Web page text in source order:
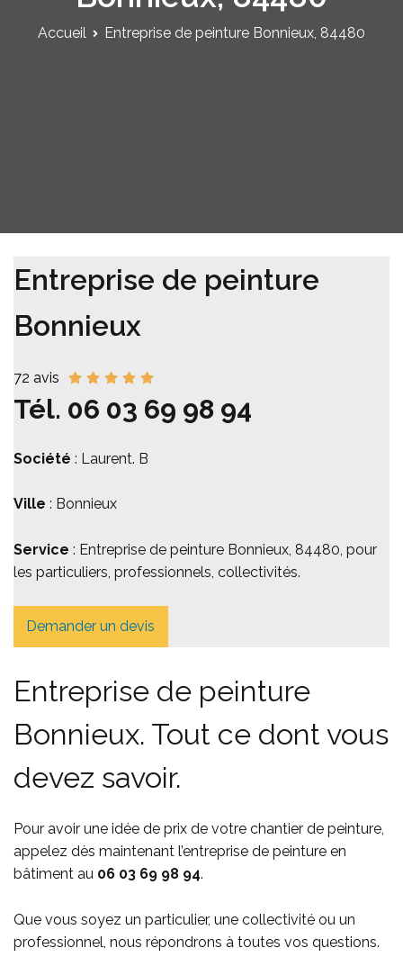
Accueil Entreprise de peinture Bonnieux, 84480
Entreprise de peinture
Bonnieux
72 avis
Tél. 06 03 69 98 94
Société : Laurent. B
Ville : Bonnieux
Service : Entreprise de peinture Bonnieux, 84480, pour
les particuliers, professionnels, collectivités.
Demander un devis
Entreprise de peinture
Bonnieux. Tout ce dont vous
devez savoir.
Pour avoir une idée de prix de votre chantier de peinture,
appelez dès maintenant l’entreprise de peinture en
bâtiment au 06 03 69 98 94.
Que vous soyez un particulier, une collectivité ou un
professionnel, nous répondrons à toutes vos questions.